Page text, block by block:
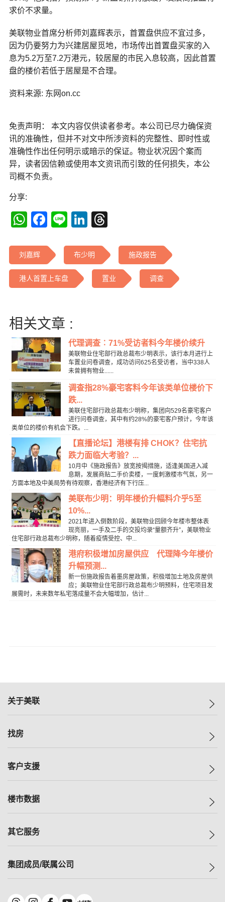
求价不求量。
美联物业首席分析师刘嘉辉表示，首置盘供应不宜过多，
因为仍要努力为兴建居屋觅地，市场传出首置盘买家的入
息为5.2万至7.2万港元，较居屋的市民入息较高，因此首置
盘的楼价若低于居屋是不合理。
资料来源: 东网on.cc
免责声明： 本文内容仅供读者参考。本公司已尽力确保资
讯的准确性，但并不对文中所涉资料的完整性、即时性或
准确性作出任何明示或暗示的保证。物业状况因个案而
异，读者因信赖或使用本文资讯而引致的任何损失，本公
司概不负责。
分享:
WhatsApp
Facebook
LineLinkedIn
刘嘉辉 布少明 施政报告
港人首置上车盘 置业 调查
相关文章 :
代理调查︰71%受访者料今年楼价续升
美联物业住宅部行政总裁布少明表示，该行本月进行上
车置业问卷调查，成功访问625名受访者，当中338人
未曾拥有物业......
调查指28%豪宅客料今年该类单位楼价下
跌...
美联住宅部行政总裁布少明称，集团向529名豪宅客户
进行问卷调查，其中有约28%的豪宅客户预计，今年该
类单位的楼价有机会下跌。...
【直播论坛】港楼有排 CHOK？住宅抗
跌力面临大考验？...
10月中《施政报告》放宽按揭措施，适逢美国进入减
息期，发展商贴二手价卖楼，一度刺激楼巿气氛，另一
方面本地及中美局势有待观察，香港经济有下行压...
美联布少明：明年楼价升幅料介乎5至
10%...
2021年进入倒数阶段，美联物业回顾今年楼市整体表
现亮丽，一手及二手的交投均录“量额齐升”，美联物业
住宅部行政总裁布少明称，随着疫情受控、中...
港府积极增加房屋供应 代理降今年楼价
升幅预测...
新一份施政报告着墨房屋政策，积极增加土地及房屋供
应；美联物业住宅部行政总裁布少明预料，住宅项目发
展需时，未来数年私宅落成量不会大幅增加，估计...
关于美联
美联集团
人才招募
找房
一手新房
减价
美联豪宅
独家楼盘
租房
客户支援
自助放盘
查询热线
按揭计算机
负担能力计算机
转按计算机
楼市数据
指数
历史成交
小区成交排行榜
其它服务
小区专页
集团成员/联属公司
美联物业